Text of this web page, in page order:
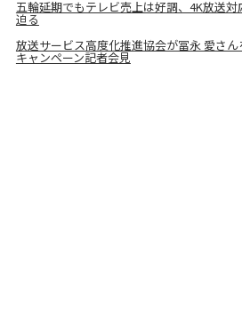
五輪延期でもテレビ売上は好調、4K放送
迫る
放送サービス高度化推進協会が冨永 愛さ
キャンペーン記者会見